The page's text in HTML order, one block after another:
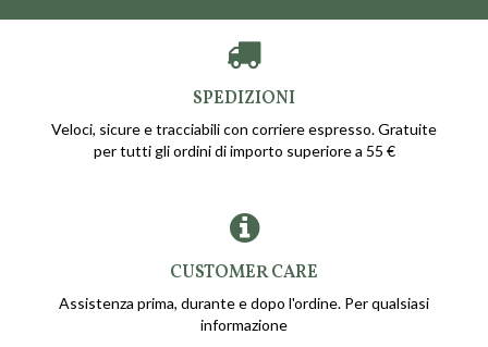
SPEDIZIONI
Veloci, sicure e tracciabili con corriere espresso. Gratuite
per tutti gli ordini di importo superiore a 55 €
CUSTOMER CARE
Assistenza prima, durante e dopo l'ordine. Per qualsiasi
informazione